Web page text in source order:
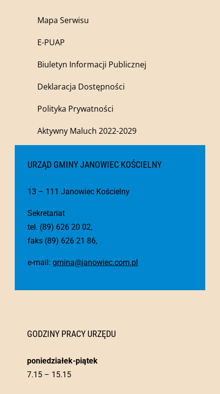
Mapa Serwisu
E-PUAP
Biuletyn Informacji Publicznej
Deklaracja Dostępności
Polityka Prywatności
Aktywny Maluch 2022-2029
URZĄD GMINY JANOWIEC KOŚCIELNY
13 – 111 Janowiec Kościelny
Sekretariat
tel. (89) 626 20 02,
faks (89) 626 21 86,
e-mail: gmina@janowiec.com.pl
GODZINY PRACY URZĘDU
poniedziałek-piątek
7.15 – 15.15